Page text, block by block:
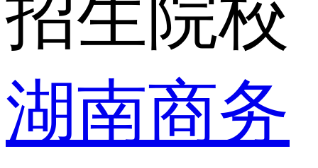
招生院校
湖南商务